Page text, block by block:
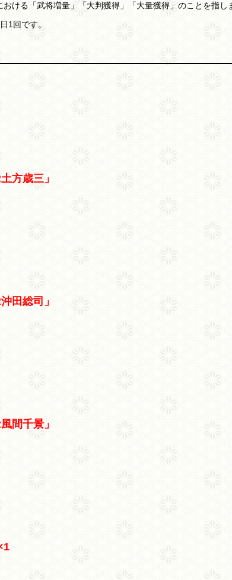
ける「武将増量」「大判獲得」「大量獲得」のことを指し
1回です。
方歳三」
田総司」
間千景」